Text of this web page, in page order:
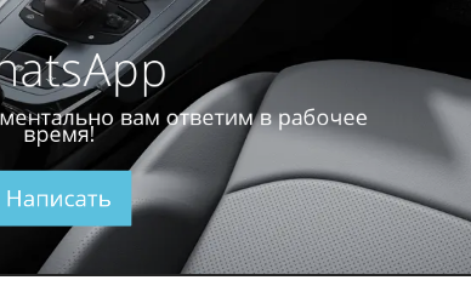
вам ответим в рабочее
время!
Написать